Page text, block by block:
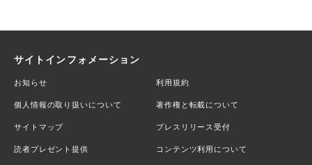
サイトインフォメーション
お知らせ 利用規約
個人情報の取り扱いについて 著作権と転載について
サイトマップ プレスリリース受付
読者プレゼント提供 コンテンツ利用について